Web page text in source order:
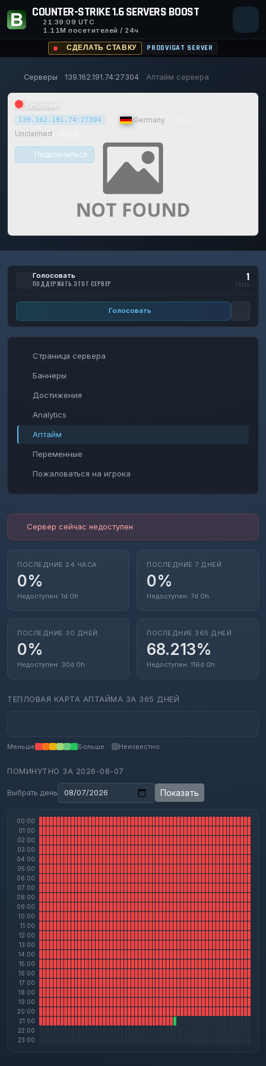
COUNTER-STRIKE 1.6 SERVERS BOOST
21:39:09 UTC
1.11M посетителей / 24ч
СДЕЛАТЬ СТАВКУ PRODVIGAT SERVER
Серверы 139.162.191.74:27304 Аптайм сервера
Unknown
139.162.191.74:27304 Germany
Unclaimed
Подключиться
ГОЛОСОВ СЕГОДНЯ
14/129
ACHIEVEMENTS
0%
UPTIME 30D
Голосовать
ПОДДЕРЖАТЬ ЭТОТ СЕРВЕР
1
TOTAL
Голосовать
Страница сервера
Баннеры
Достижения
Analytics
Аптайм
Переменные
Пожаловаться на игрока
Сервер сейчас недоступен
ПОСЛЕДНИЕ 24 ЧАСА
0%
Недоступен: 1d 0h
ПОСЛЕДНИЕ 7 ДНЕЙ
0%
Недоступен: 7d 0h
ПОСЛЕДНИЕ 30 ДНЕЙ
0%
Недоступен: 30d 0h
ПОСЛЕДНИЕ 365 ДНЕЙ
68.213%
Недоступен: 116d 0h
ТЕПЛОВАЯ КАРТА АПТАЙМА ЗА 365 ДНЕЙ
Меньше Больше Неизвестно
ПОМИНУТНО ЗА 2026-08-07
Выбрать день Показать
00:00
01:00
02:00
03:00
04:00
05:00
06:00
07:00
08:00
09:00
10:00
11:00
12:00
13:00
14:00
15:00
16:00
17:00
18:00
19:00
20:00
21:00
22:00
23:00